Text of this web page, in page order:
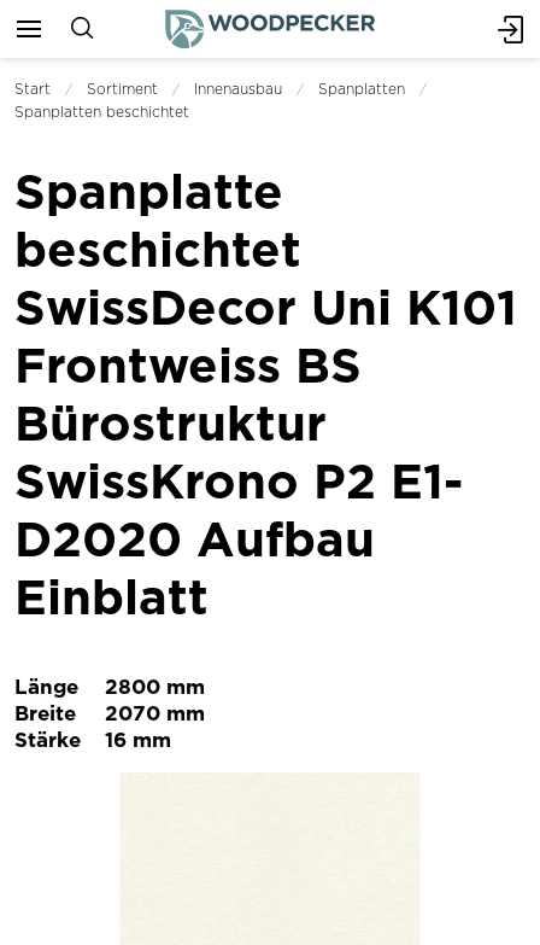
Start Sortiment Innenausbau
Spanplatten
Spanplatten beschichtet
Spanplatte
beschichtet
SwissDecor Uni K101
Frontweiss BS
Bürostruktur
SwissKrono P2 E1-
D2020 Aufbau
Einblatt
Länge
2800 mm
Breite
2070 mm
Stärke
16 mm